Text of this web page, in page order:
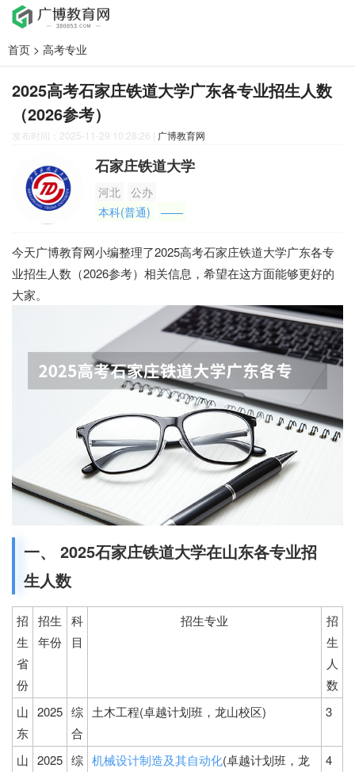
首页 > 高考专业
2025高考石家庄铁道大学广东各专业招生人数
（2026参考）
发布时间：2025-11-29 10:28:26 | 广博教育网
石家庄铁道大学
河北
公办
本科(普通)
——
今天广博教育网小编整理了2025高考石家庄铁道大学广东各专
业招生人数（2026参考）相关信息，希望在这方面能够更好的
大家。
一、 2025石家庄铁道大学在山东各专业招
生人数
招
生
省
份
招生
年份
科
目
招生专业
招
生
人
数
山
东
2025 综
合
土木工程(卓越计划班，龙山校区) 3
山 2025 综 机械设计制造及其自动化(卓越计划班，龙
4